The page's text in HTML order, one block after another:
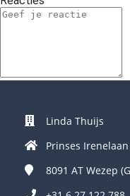
Linda Thuijs
Prinses
8091 AT Wezep